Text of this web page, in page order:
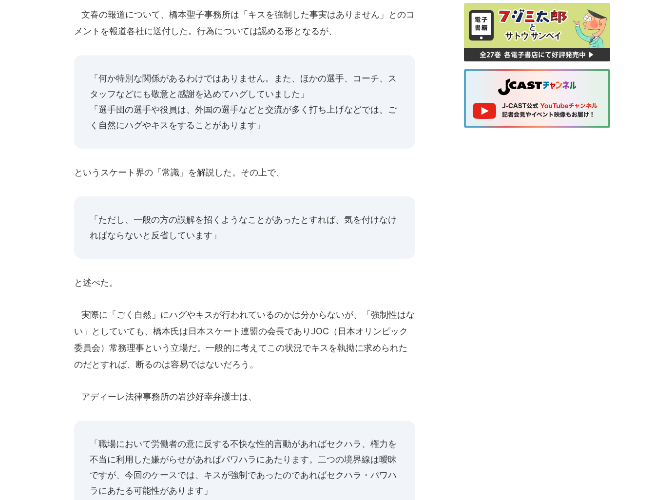
文春の報道について、橋本聖子事務所は「キスを強制した事実はありません」とのコ
メントを報道各社に送付した。行為については認める形となるが、
「何か特別な関係があるわけではありません。また、ほかの選手、コーチ、ス
タッフなどにも敬意と感謝を込めてハグしていました」
「選手団の選手や役員は、外国の選手などと交流が多く打ち上げなどでは、ご
く自然にハグやキスをすることがあります」
というスケート界の「常識」を解説した。その上で、
「ただし、一般の方の誤解を招くようなことがあったとすれば、気を付けなけ
ればならないと反省しています」
と述べた。
実際に「ごく自然」にハグやキスが行われているのかは分からないが、「強制性はな
い」としていても、橋本氏は日本スケート連盟の会長でありJOC（日本オリンピック
委員会）常務理事という立場だ。一般的に考えてこの状況でキスを執拗に求められた
のだとすれば、断るのは容易ではないだろう。
アディーレ法律事務所の岩沙好幸弁護士は、
「職場において労働者の意に反する不快な性的言動があればセクハラ、権力を
不当に利用した嫌がらせがあればパワハラにあたります。二つの境界線は曖昧
ですが、今回のケースでは、キスが強制であったのであればセクハラ・パワハ
ラにあたる可能性があります」